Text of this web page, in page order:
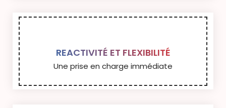
REACTIVITÉ ET FLEXIBILITÉ
Une prise en charge immédiate